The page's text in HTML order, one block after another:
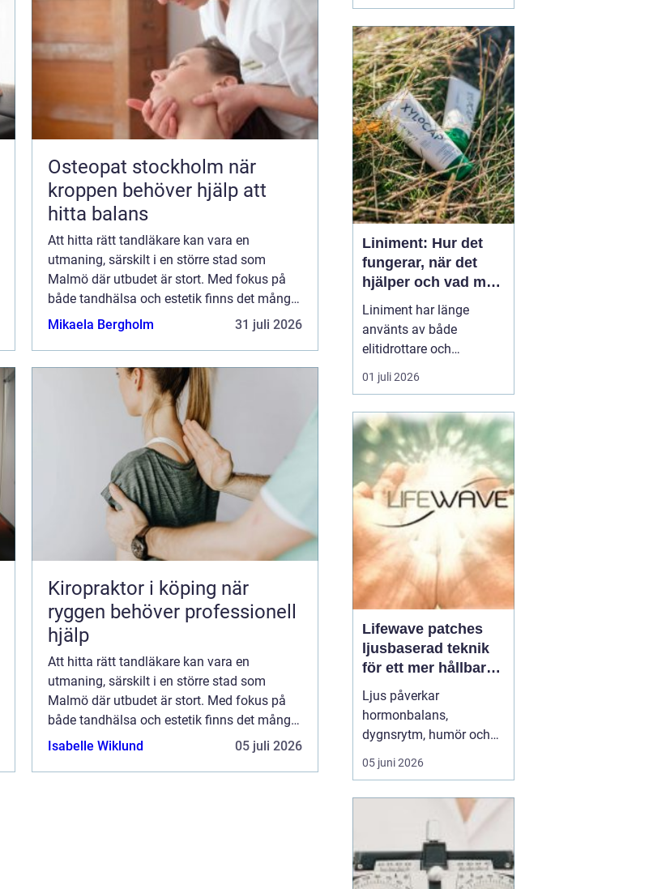
Osteopat stockholm när
kroppen behöver hjälp att
hitta balans
Att hitta rätt tandläkare kan vara en
utmaning, särskilt i en större stad som
Malmö där utbudet är stort. Med fokus på
både tandhälsa och estetik finns det många
alternativ att övervä...
Mikaela Bergholm 31 juli 2026
Kiropraktor i köping när
ryggen behöver professionell
hjälp
Att hitta rätt tandläkare kan vara en
utmaning, särskilt i en större stad som
Malmö där utbudet är stort. Med fokus på
både tandhälsa och estetik finns det många
alternativ att övervä...
Isabelle Wiklund 05 juli 2026
redan vuxit ur sina första
pyjamasar.Ett fotavtryck
bebis fångarjust den d...
Liniment: Hur det
fungerar, när det
hjälper och vad man
bör tänka på
Liniment har länge
använts av både
elitidrottare och
vardagsmotionärer för
att lindra värk, stelhet
hur fungerar dessa
krämer egentligen, vad
innehåller de och när
passar de b&...
01 juli 2026
Lifewave patches
ljusbaserad teknik
för ett mer hållbart
välbefinnande
Ljus påverkar
hormonbalans,
dygnsrytm, humör och
återhämtning. Under
senare år har en ny typ
gränslandet mellan
egen biologi:Lifewave
patches. De är små
05 juni 2026